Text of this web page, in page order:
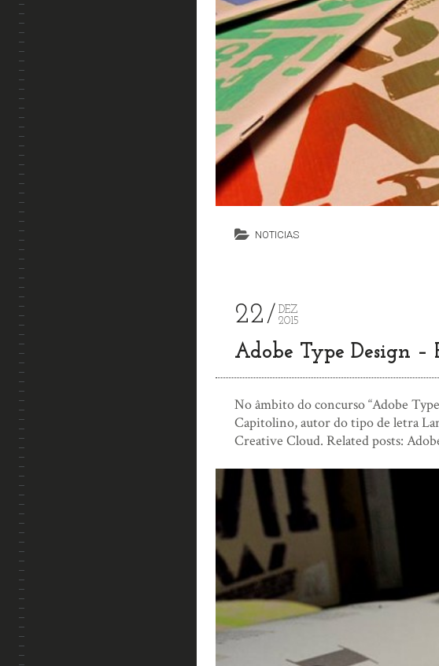
NOTICIAS
22
DEZ
2015
Adobe Type Design –
No âmbito do concurso “Adobe
Capitolino, autor do tipo de letra
Creative Cloud. Related posts: